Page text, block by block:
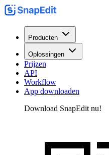
Producten
Oplossingen
Prijzen
API
Workflow
App downloaden
Download SnapEdit nu!